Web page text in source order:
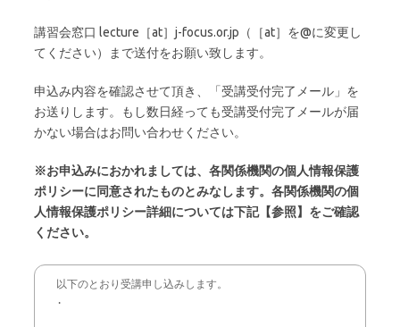
講習会窓口 lecture［at］j-focus.or.jp（［at］を@に変更し
てください）まで送付をお願い致します。
申込み内容を確認させて頂き、「受講受付完了メール」を
お送りします。もし数日経っても受講受付完了メールが届
かない場合はお問い合わせください。
※お申込みにおかれましては、各関係機関の個人情報保護
ポリシーに同意されたものとみなします。各関係機関の個
人情報保護ポリシー詳細については下記【参照】をご確認
ください。
以下のとおり受講申し込みします。
.